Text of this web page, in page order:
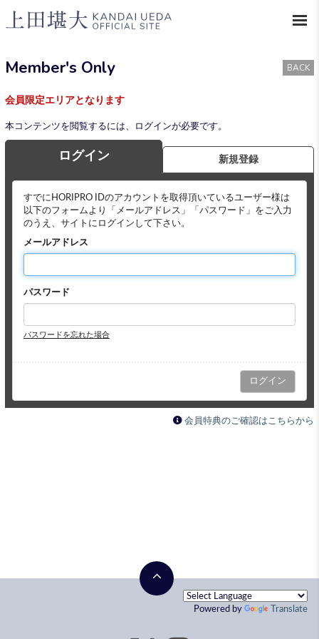
Member's Only BACK
会員限定エリアとなります
本コンテンツを閲覧するには、ログインが必要です。
ログイン 新規登録
すでにHORIPRO IDのアカウントを取得頂いているユーザー様は
以下のフォームより「メールアドレス」「パスワード」をご入力
のうえ、サイトにログインして下さい。
メールアドレス
パスワード
パスワードを忘れた場合
会員特典のご確認はこちらから
Powered by Translate